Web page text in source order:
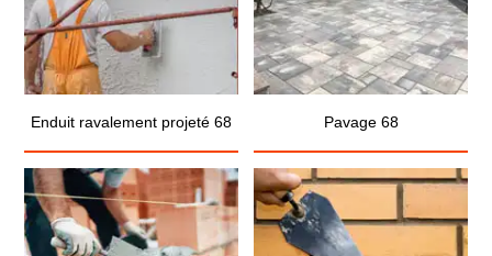
Enduit ravalement projeté 68 Pavage 68